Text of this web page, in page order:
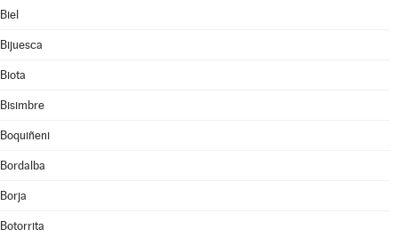
Biel
Bijuesca
Biota
Bisimbre
Boquiñeni
Bordalba
Borja
Botorrita